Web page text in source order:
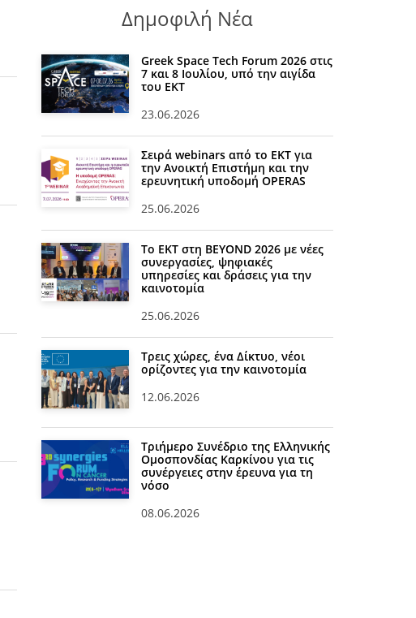
Δημοφιλή Νέα
Greek Space Tech Forum 2026 στις
7 και 8 Ιουλίου, υπό την αιγίδα
του ΕΚΤ
23.06.2026
Σειρά webinars από το ΕΚΤ για
την Ανοικτή Επιστήμη και την
ερευνητική υποδομή OPERAS
25.06.2026
Το ΕΚΤ στη BEYOND 2026 με νέες
συνεργασίες, ψηφιακές
υπηρεσίες και δράσεις για την
καινοτομία
25.06.2026
Τρεις χώρες, ένα Δίκτυο, νέοι
ορίζοντες για την καινοτομία
12.06.2026
Τριήμερο Συνέδριο της Ελληνικής
Ομοσπονδίας Καρκίνου για τις
συνέργειες στην έρευνα για τη
νόσο
08.06.2026